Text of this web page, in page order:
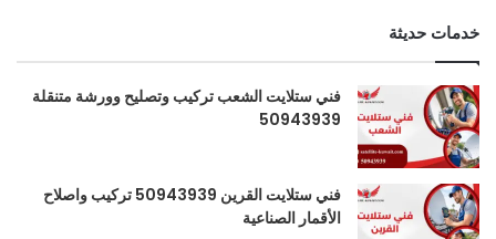
خدمات حديثة
فني ستلايت الشعب تركيب وتصليح وورشة متنقلة
50943939
فني ستلايت القرين 50943939 تركيب واصلاح
الأقمار الصناعية